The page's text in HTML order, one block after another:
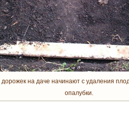
на даче начинают с удаления
опалубки.